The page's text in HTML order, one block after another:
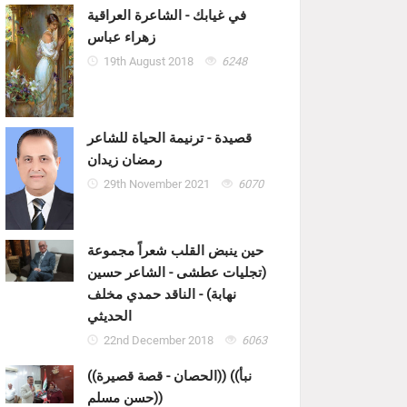
في غيابك - الشاعرة العراقية
زهراء عباس
19th August 2018 6248
قصيدة - ترنيمة الحياة للشاعر
رمضان زيدان
29th November 2021 6070
حين ينبض القلب شعراً مجموعة
(تجليات عطشى - الشاعر حسين
نهابة) - الناقد حمدي مخلف
الحديثي
22nd December 2018 6063
((الحصان - قصة قصيرة)) ((نبأ
حسن مسلم))